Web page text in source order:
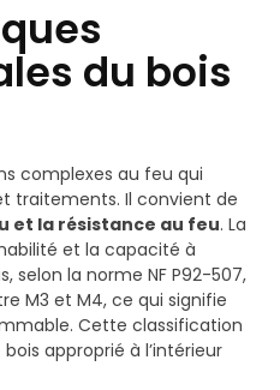
du bois
complexes au feu qui
traitements. Il convient de
et la résistance au feu. La
et la capacité à
selon la norme NF P92-507,
M3 et M4, ce qui signifie
Cette classification
approprié à l’intérieur